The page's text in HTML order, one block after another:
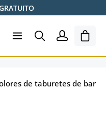
El
de taburetes de bar